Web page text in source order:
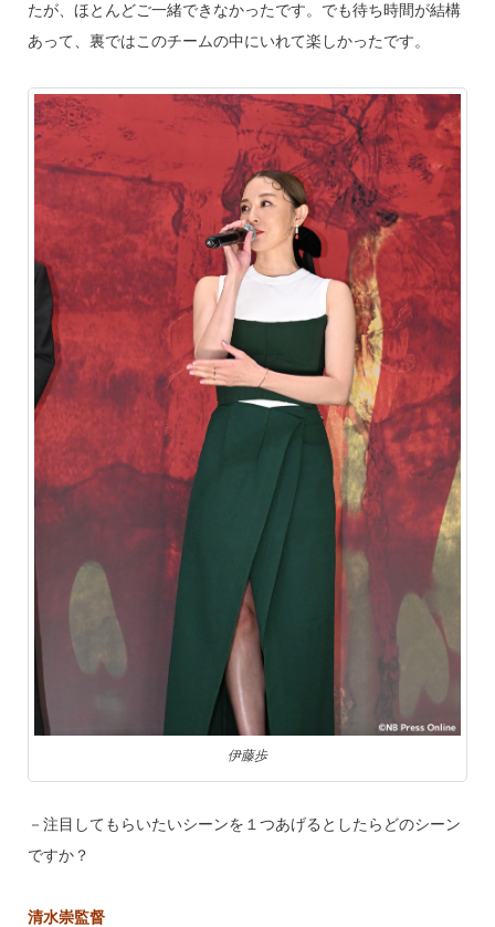
たが、ほとんどご一緒できなかったです。でも待ち時間が結構
あって、裏ではこのチームの中にいれて楽しかったです。
伊藤歩
－注目してもらいたいシーンを１つあげるとしたらどのシーン
ですか？
清水崇監督